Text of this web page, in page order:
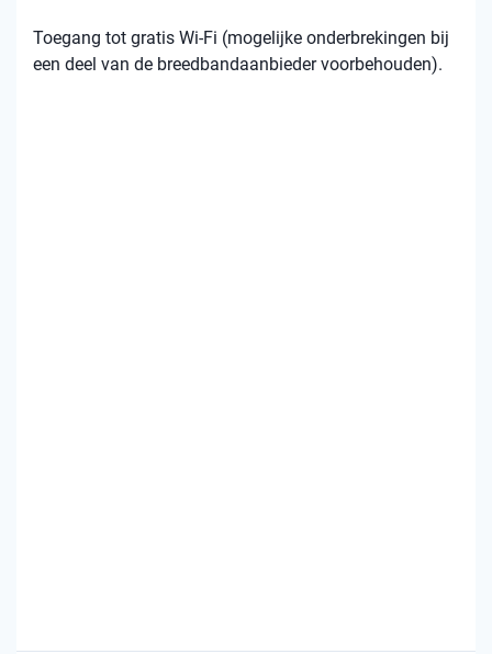
Toegang tot gratis Wi-Fi (mogelijke onderbrekingen bij
een deel van de breedbandaanbieder voorbehouden).